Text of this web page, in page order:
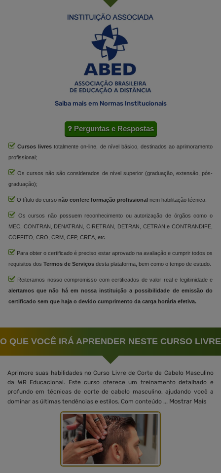
Saiba mais em Normas Institucionais
Perguntas e Respostas
Cursos livres totalmente on-line, de nível básico, destinados ao aprimoramento
profissional;
Os cursos não são considerados de nível superior (graduação, extensão, pós-
graduação);
O título do curso não confere formação profissional nem habilitação técnica.
Os cursos não possuem reconhecimento ou autorização de órgãos como o
MEC, CONTRAN, DENATRAN, CIRETRAN, DETRAN, CETRAN e CONTRANDIFE,
COFFITO, CRO, CRM, CFP, CREA, etc.
Para obter o certificado é preciso estar aprovado na avaliação e cumprir todos os
requisitos dos Termos de Serviços desta plataforma, bem como o tempo de estudo.
Reiteramos nosso compromisso com certificados de valor real e legitimidade e
alertamos que não há em nossa instituição a possibilidade de emissão do
certificado sem que haja o devido cumprimento da carga horária efetiva.
O QUE VOCÊ IRÁ APRENDER NESTE CURSO LIVRE
Aprimore suas habilidades no Curso Livre de Corte de Cabelo Masculino
da WR Educacional. Este curso oferece um treinamento detalhado e
profundo em técnicas de corte de cabelo masculino, ajudando você a
dominar as últimas tendências e estilos. Com conteúdo ... Mostrar Mais